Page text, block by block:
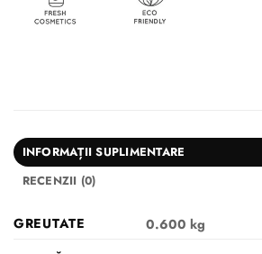
INFORMAȚII SUPLIMENTARE
RECENZII (0)
GREUTATE
0.600 kg